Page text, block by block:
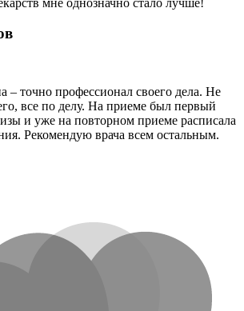
– точно профессионал своего дела. Не
все по делу. На приеме был первый
и уже на повторном приеме расписала
Рекомендую врача всем остальным.